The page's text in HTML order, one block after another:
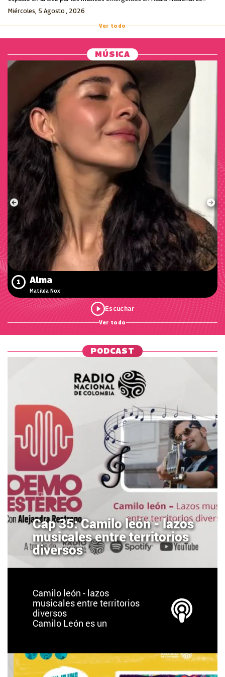
Colombia.
Miércoles, 5 Agosto , 2026
Ver todo
MÚSICA
1
Matilda Nox
Alma
Ver todo
PODCAST
Cap 35: Camilo león - lazos
musicales entre territorios
diversos
Camilo león - lazos
musicales entre territorios
diversos
Camilo León es un
Desde los 10 años salió de
Colombia, ha vivido,
estudiado y adquirido